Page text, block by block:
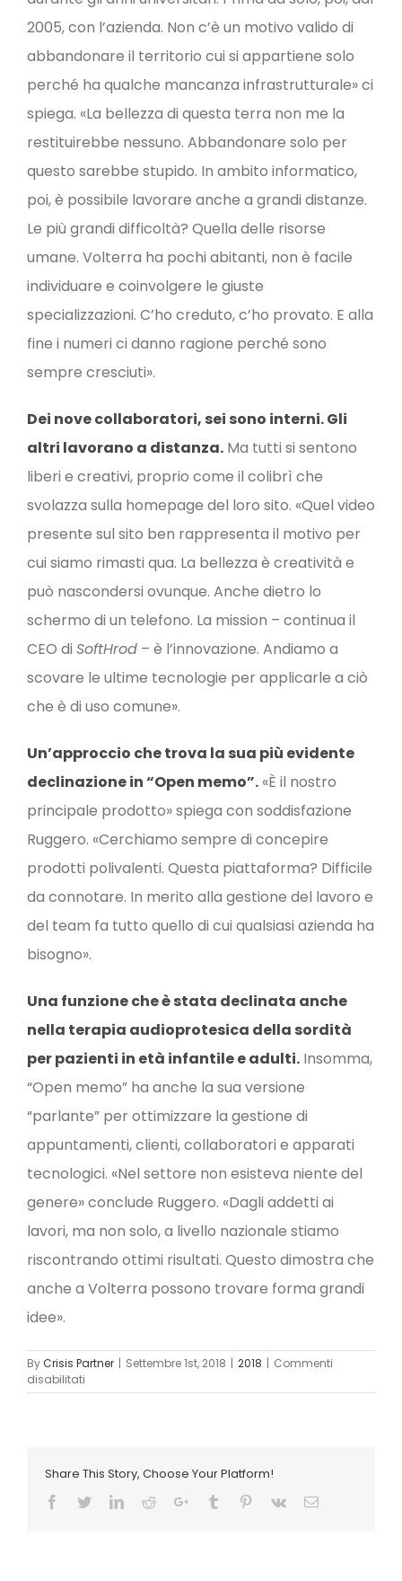
2005, con l’azienda. Non c’è un motivo valido di
abbandonare il territorio cui si appartiene solo
perché ha qualche mancanza infrastrutturale» ci
spiega. «La bellezza di questa terra non me la
restituirebbe nessuno. Abbandonare solo per
questo sarebbe stupido. In ambito informatico,
poi, è possibile lavorare anche a grandi distanze.
Le più grandi difficoltà? Quella delle risorse
umane. Volterra ha pochi abitanti, non è facile
individuare e coinvolgere le giuste
specializzazioni. C’ho creduto, c’ho provato. E alla
fine i numeri ci danno ragione perché sono
sempre cresciuti».
Dei nove collaboratori, sei sono interni. Gli
altri lavorano a distanza. Ma tutti si sentono
liberi e creativi, proprio come il colibrì che
svolazza sulla homepage del loro sito. «Quel video
presente sul sito ben rappresenta il motivo per
cui siamo rimasti qua. La bellezza è creatività e
può nascondersi ovunque. Anche dietro lo
schermo di un telefono. La mission – continua il
CEO di SoftHrod – è l’innovazione. Andiamo a
scovare le ultime tecnologie per applicarle a ciò
che è di uso comune».
Un’approccio che trova la sua più evidente
declinazione in “Open memo”. «È il nostro
principale prodotto» spiega con soddisfazione
Ruggero. «Cerchiamo sempre di concepire
prodotti polivalenti. Questa piattaforma? Difficile
da connotare. In merito alla gestione del lavoro e
del team fa tutto quello di cui qualsiasi azienda ha
bisogno».
Una funzione che è stata declinata anche
nella terapia audioprotesica della sordità
per pazienti in età infantile e adulti. Insomma,
“Open memo” ha anche la sua versione
“parlante” per ottimizzare la gestione di
appuntamenti, clienti, collaboratori e apparati
tecnologici. «Nel settore non esisteva niente del
genere» conclude Ruggero. «Dagli addetti ai
lavori, ma non solo, a livello nazionale stiamo
riscontrando ottimi risultati. Questo dimostra che
anche a Volterra possono trovare forma grandi
idee».
ByCrisis Partner | Settembre 1st, 2018 | 2018 | Commenti
disabilitati
La
Colibrì
Share This Story, Choose Your Platform!
Facebook
TwitterLinkedIn
RedditGoogle+Tumblr Pinterest
Vk Email